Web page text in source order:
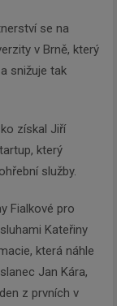
se na
v Brně, který
snižuje tak
získal Jiří
který
služby.
Fialkové pro
Kateřiny
která náhle
Jan Kára,
z prvních v